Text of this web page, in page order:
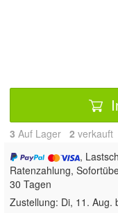
3 Auf Lager 2 verkauft
,
Ratenzahlung,
30 Tagen
Zustellung: Di, 11. Aug.